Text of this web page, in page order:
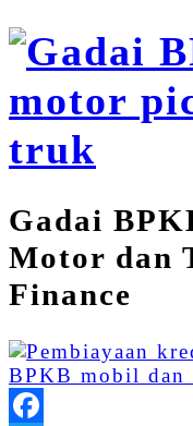
Gadai
Motor dan
Finance